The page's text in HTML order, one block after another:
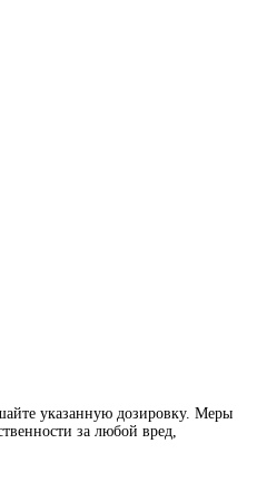
указанную дозировку. Меры
за любой вред,